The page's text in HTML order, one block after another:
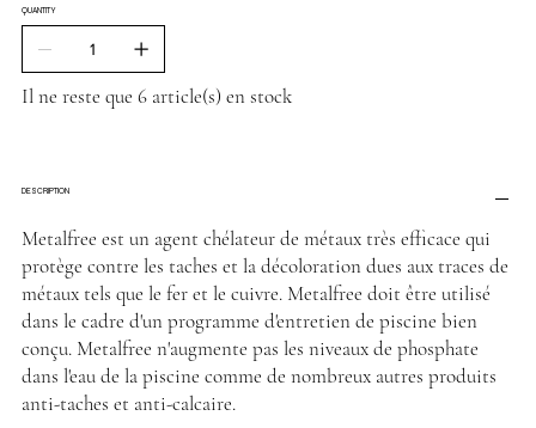
QUANTITY
Il ne reste que 6 article(s) en stock
DESCRIPTION
Metalfree est un agent chélateur de métaux très efficace qui
protège contre les taches et la décoloration dues aux traces de
métaux tels que le fer et le cuivre. Metalfree doit être utilisé
dans le cadre d'un programme d'entretien de piscine bien
conçu. Metalfree n'augmente pas les niveaux de phosphate
dans l'eau de la piscine comme de nombreux autres produits
anti-taches et anti-calcaire.